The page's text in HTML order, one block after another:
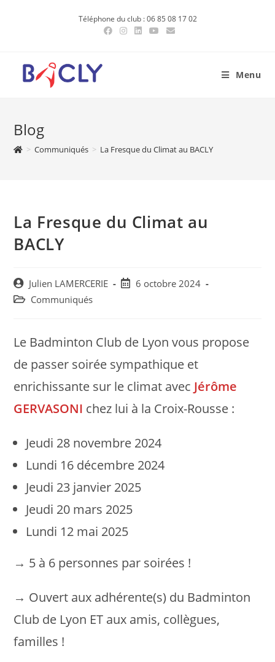
Téléphone du club : 06 85 08 17 02
Menu
Blog
> Communiqués > La Fresque du Climat au BACLY
La Fresque du Climat au
BACLY
Post
author:
Julien LAMERCERIE
Post6 octobre 2024
Post Communiqués
Le Badminton Club de Lyon vous propose
de passer soirée sympathique et
enrichissante sur le climat avec Jérôme
GERVASONI chez lui à la Croix-Rousse :
Jeudi 28 novembre 2024
Lundi 16 décembre 2024
Jeudi 23 janvier 2025
Jeudi 20 mars 2025
Lundi 12 mai 2025
→ 5 à 6 personnes par soirées !
→ Ouvert aux adhérente(s) du Badminton
Club de Lyon ET aux amis, collègues,
familles !